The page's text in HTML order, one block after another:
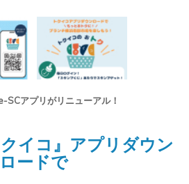
SCアプリがリニューアル！
イコ』アプリダウン
ロードで